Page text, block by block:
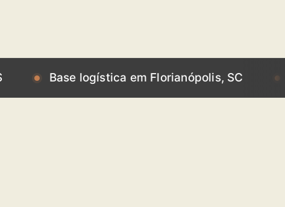
Base logística em Florianópolis, SC Base